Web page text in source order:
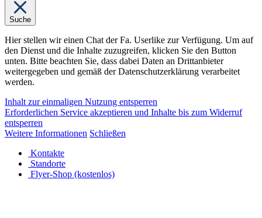
Suche
Hier stellen wir einen Chat der Fa. Userlike zur Verfügung. Um auf
den Dienst und die Inhalte zuzugreifen, klicken Sie den Button
unten. Bitte beachten Sie, dass dabei Daten an Drittanbieter
weitergegeben und gemäß der Datenschutzerklärung verarbeitet
werden.
Inhalt zur einmaligen Nutzung entsperren
Erforderlichen Service akzeptieren und Inhalte bis zum Widerruf
entsperren
Weitere Informationen Schließen
Kontakte
Standorte
Flyer-Shop (kostenlos)